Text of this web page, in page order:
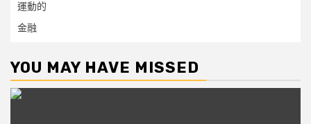
運動的
金融
YOU MAY HAVE MISSED